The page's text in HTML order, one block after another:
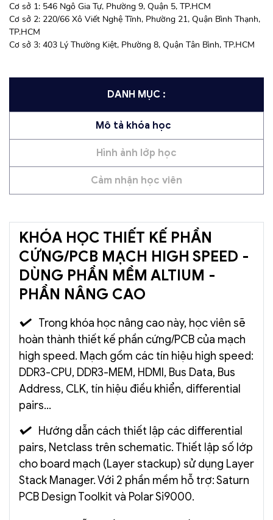
Cơ sở 1: 546 Ngô Gia Tự, Phường 9, Quận 5, TP.HCM
Cơ sở 2: 220/66 Xô Viết Nghệ Tĩnh, Phường 21, Quận Bình Thạnh,
TP.HCM
Cơ sở 3: 403 Lý Thường Kiệt, Phường 8, Quận Tân Bình, TP.HCM
DANH MỤC :
Mô tả khóa học
Hình ảnh lớp học
Cảm nhận học viên
KHÓA HỌC THIẾT KẾ PHẦN
CỨNG/PCB MẠCH HIGH SPEED -
DÙNG PHẦN MỀM ALTIUM -
PHẦN NÂNG CAO
Trong khóa học nâng cao này, học viên sẽ
hoàn thành thiết kế phần cứng/PCB của mạch
high speed. Mạch gồm các tín hiệu high speed:
DDR3-CPU, DDR3-MEM, HDMI, Bus Data, Bus
Address, CLK, tín hiệu điều khiển, differential
pairs…
Hướng dẫn cách thiết lập các differential
pairs, Netclass trên schematic. Thiết lập số lớp
cho board mạch (Layer stackup) sử dụng Layer
Stack Manager. Với 2 phần mềm hỗ trợ: Saturn
PCB Design Toolkit và Polar Si9000.